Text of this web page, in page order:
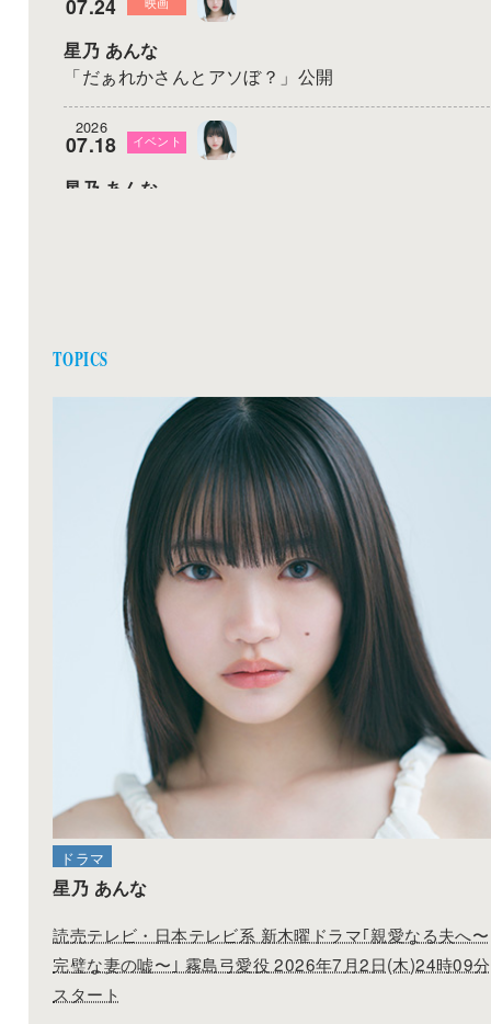
07.24
星乃 あんな
「だぁれかさんとアソぼ？」公開
2026
07.18 イベント
星乃 あんな
双葉社「EX大衆 2026年8•9月号」発売
ドラマ
星乃 あんな
読売テレビ「親愛なる夫へ～完璧な妻の嘘～」
ドラマ
星乃 あんな
NHK ドラマ10「コンビニ兄弟 テンダネス門司港こ
ね村店」第3話 22:00-
05.05 ドラマ
星乃 あんな
NHK ドラマ10「コンビニ兄弟 テンダネス門司港こ
ね村店」第2話 22:00-
05.01 雑誌
星乃 あんな
新潮社「nicola 2026年7月号(表紙)」発売
TOPICS
ドラマ
星乃 あんな
読売テレビ・日本テレビ系 新木曜ドラマ｢親愛なる夫へ〜
完璧な妻の嘘〜｣ 霧島弓愛役 2026年7月2日(木)24時09分
スタート